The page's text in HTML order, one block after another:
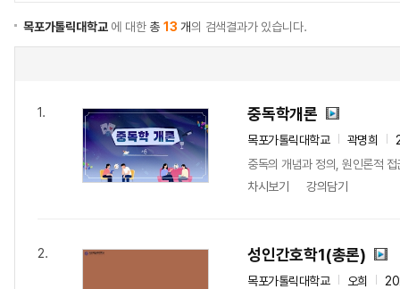
목포가톨릭대학교에 대한총 13 개의 검색결과가 있습니다.
1. 중독학개론
목포가톨릭대학교 곽명희
중독의 개념과 정의, 원인론적
차시보기
강의담기
2. 성인간호학1(총론)
목포가톨릭대학교 오희